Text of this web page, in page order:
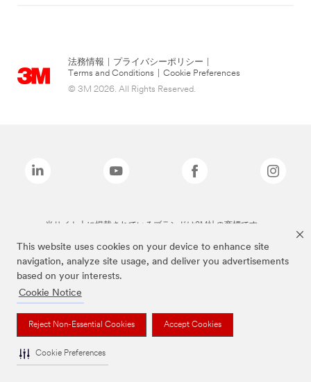
This website uses cookies on your device to enhance site
navigation, analyze site usage, and deliver you advertisements
based on your interests.
Cookie Notice
Reject Non-Essential Cookies Accept Cookies
Cookie Preferences
法務情報 プライバシーポリシー
Terms and Conditions
Cookie Preferences
© 3M 2026. All Rights Reserved.
当サイト上に掲載されているブランドは3M社の商標です。